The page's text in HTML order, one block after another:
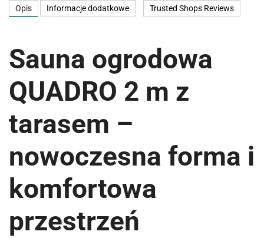
Opis Informacje dodatkowe Trusted Shops Reviews
Sauna ogrodowa
QUADRO 2 m z
tarasem –
nowoczesna forma i
komfortowa
przestrzeń